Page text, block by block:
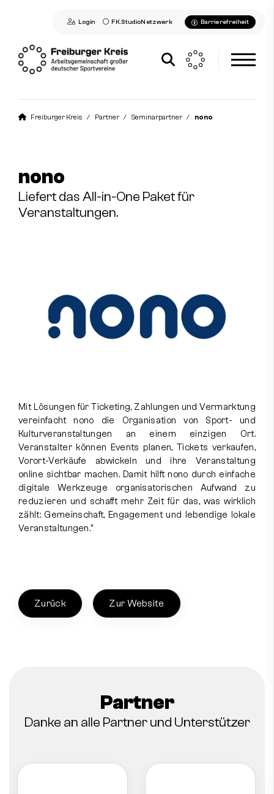
Login FK.StudioNetzwerk Barrierefreiheit
Freiburger Kreis Partner Seminarpartner nono
nono
Liefert das All-in-One Paket für
Veranstaltungen.
Mit Lösungen für Ticketing, Zahlungen und Vermarktung
vereinfacht nono die Organisation von Sport- und
Kulturveranstaltungen an einem einzigen Ort.
Veranstalter können Events planen, Tickets verkaufen,
Vorort-Verkäufe abwickeln und ihre Veranstaltung
online sichtbar machen. Damit hilft nono durch einfache
digitale Werkzeuge organisatorischen Aufwand zu
reduzieren und schafft mehr Zeit für das, was wirklich
zählt: Gemeinschaft, Engagement und lebendige lokale
Veranstaltungen."
Zurück Zur Website
Partner
Danke an alle Partner und Unterstützer
Aktuelles
Vorstand
Geschäftsstelle
Mitglieder
Kontakt
Instagram Facebook